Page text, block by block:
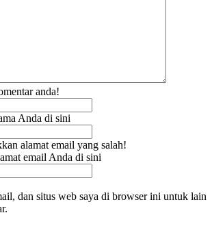
anda!
Anda di sini
alamat email yang salah!
email Anda di sini
dan situs web saya di browser ini untuk lain